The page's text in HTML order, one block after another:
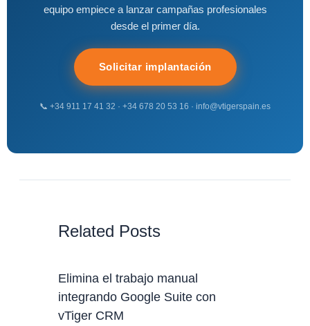
equipo empiece a lanzar campañas profesionales
desde el primer día.
Solicitar implantación
📞 +34 911 17 41 32 · +34 678 20 53 16 · info@vtigerspain.es
Related Posts
Elimina el trabajo manual
integrando Google Suite con
vTiger CRM